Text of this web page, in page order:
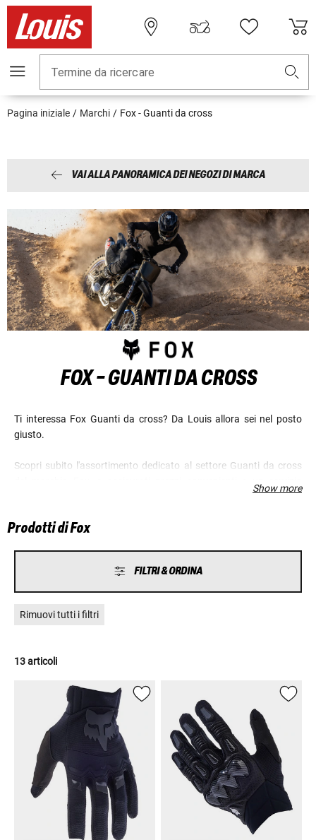
Termine da ricercare
Pagina iniziale Marchi Fox - Guanti da cross
VAI ALLA PANORAMICA DEI NEGOZI DI MARCA
FOX - GUANTI DA CROSS
Ti interessa Fox Guanti da cross? Da Louis allora sei nel posto
giusto.
Scopri subito l'assortimento dedicato al settore Guanti da cross
Show more
Prodotti di Fox
FILTRI & ORDINA
Rimuovi tutti i filtri
13 articoli